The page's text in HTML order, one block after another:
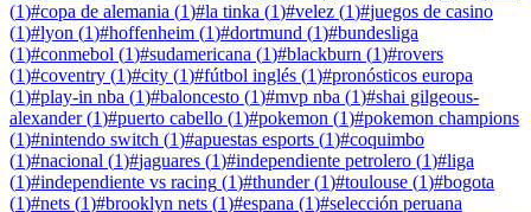
(1)#copa de alemania (1)#la tinka (1)#velez (1)#juegos de casino
(1)#lyon (1)#hoffenheim (1)#dortmund (1)#bundesliga
(1)#conmebol (1)#sudamericana (1)#blackburn (1)#rovers
(1)#coventry (1)#city (1)#fútbol inglés (1)#pronósticos europa
(1)#play-in nba (1)#baloncesto (1)#mvp nba (1)#shai gilgeous-
alexander(1)#puerto cabello (1)#pokemon (1)#pokemon champions
(1)#nintendo switch (1)#apuestas esports (1)#coquimbo
(1)#nacional (1)#jaguares (1)#independiente petrolero (1)#liga
(1)#independiente vs racing (1)#thunder(1)#toulouse (1)#bogota
(1)#nets (1)#brooklyn nets (1)#espana (1)#selección peruana